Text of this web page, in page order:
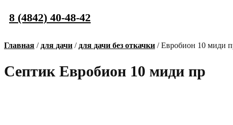
8 (4842) 40-48-42
Главная / для дачи / для дачи без откачки / Евробион 10 миди
Септик Евробион 10 миди пр